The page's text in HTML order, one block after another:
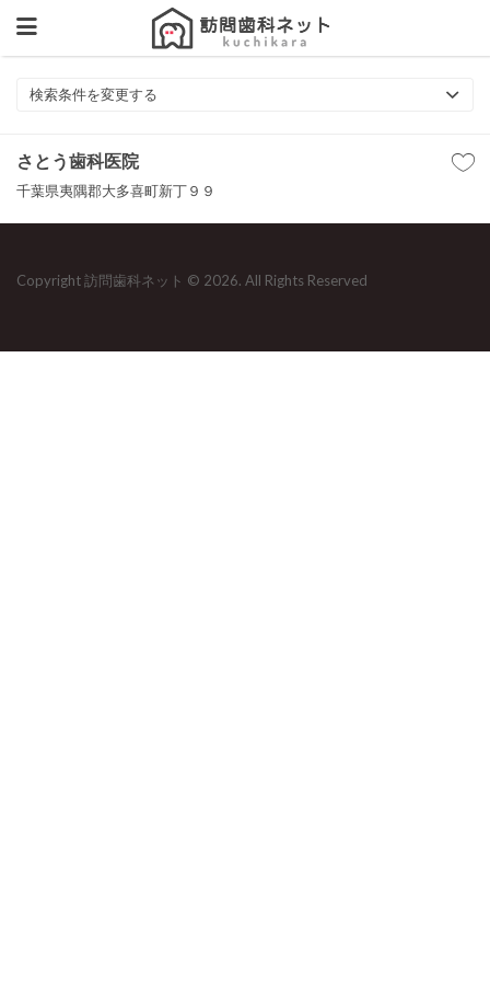
検索条件を変更する
さとう歯科医院
千葉県夷隅郡大多喜町新丁９９
Copyright 訪問歯科ネット © 2026. All Rights Reserved